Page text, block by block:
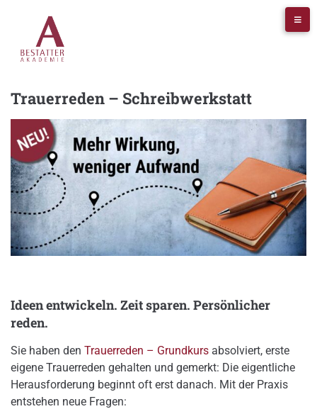
Trauerreden – Schreibwerkstatt
Ideen entwickeln. Zeit sparen. Persönlicher
reden.
Sie haben den Trauerreden – Grundkurs absolviert, erste
eigene Trauerreden gehalten und gemerkt: Die eigentliche
Herausforderung beginnt oft erst danach. Mit der Praxis
entstehen neue Fragen: